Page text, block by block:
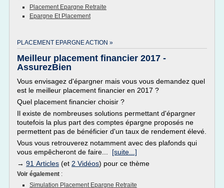
Placement Epargne Retraite
Epargne Et Placement
PLACEMENT EPARGNE ACTION »
Meilleur placement financier 2017 -
AssurezBien
Vous envisagez d'épargner mais vous vous demandez quel
est le meilleur placement financier en 2017 ?
Quel placement financier choisir ?
Il existe de nombreuses solutions permettant d'épargner
toutefois la plus part des comptes épargne proposés ne
permettent pas de bénéficier d'un taux de rendement élevé.
Vous vous retrouverez notamment avec des plafonds qui
vous empêcheront de faire... [suite...]
→ 91 Articles (et 2 Vidéos) pour ce thème
Voir également :
Simulation Placement Epargne Retraite